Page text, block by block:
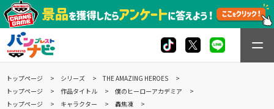
トップページ シリーズ
THE AMAZING HEROES
トップページ
作品タイトル
僕のヒーローアカデミア
トップページ
キャラクター 轟焦凍